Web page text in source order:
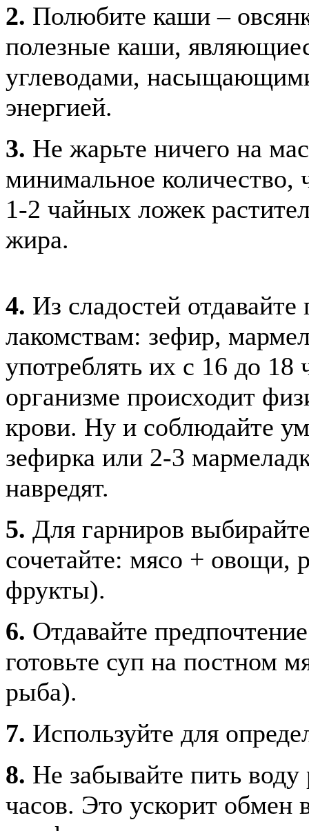
2. Полюбите каши –
полезные каши,
углеводами,
энергией.
3. Не жарьте ничего на
минимальное количество,
1-2 чайных ложек
жира.
4. Из сладостей
лакомствам: зефир,
употреблять их с 16 до
организме происходит
крови. Ну и соблюдайте
зефирка или 2-3
навредят.
5. Для гарниров
сочетайте: мясо +
фрукты).
6. Отдавайте
готовьте суп на постном
рыба).
7. Используйте для
8. Не забывайте пить
часов. Это ускорит обмен